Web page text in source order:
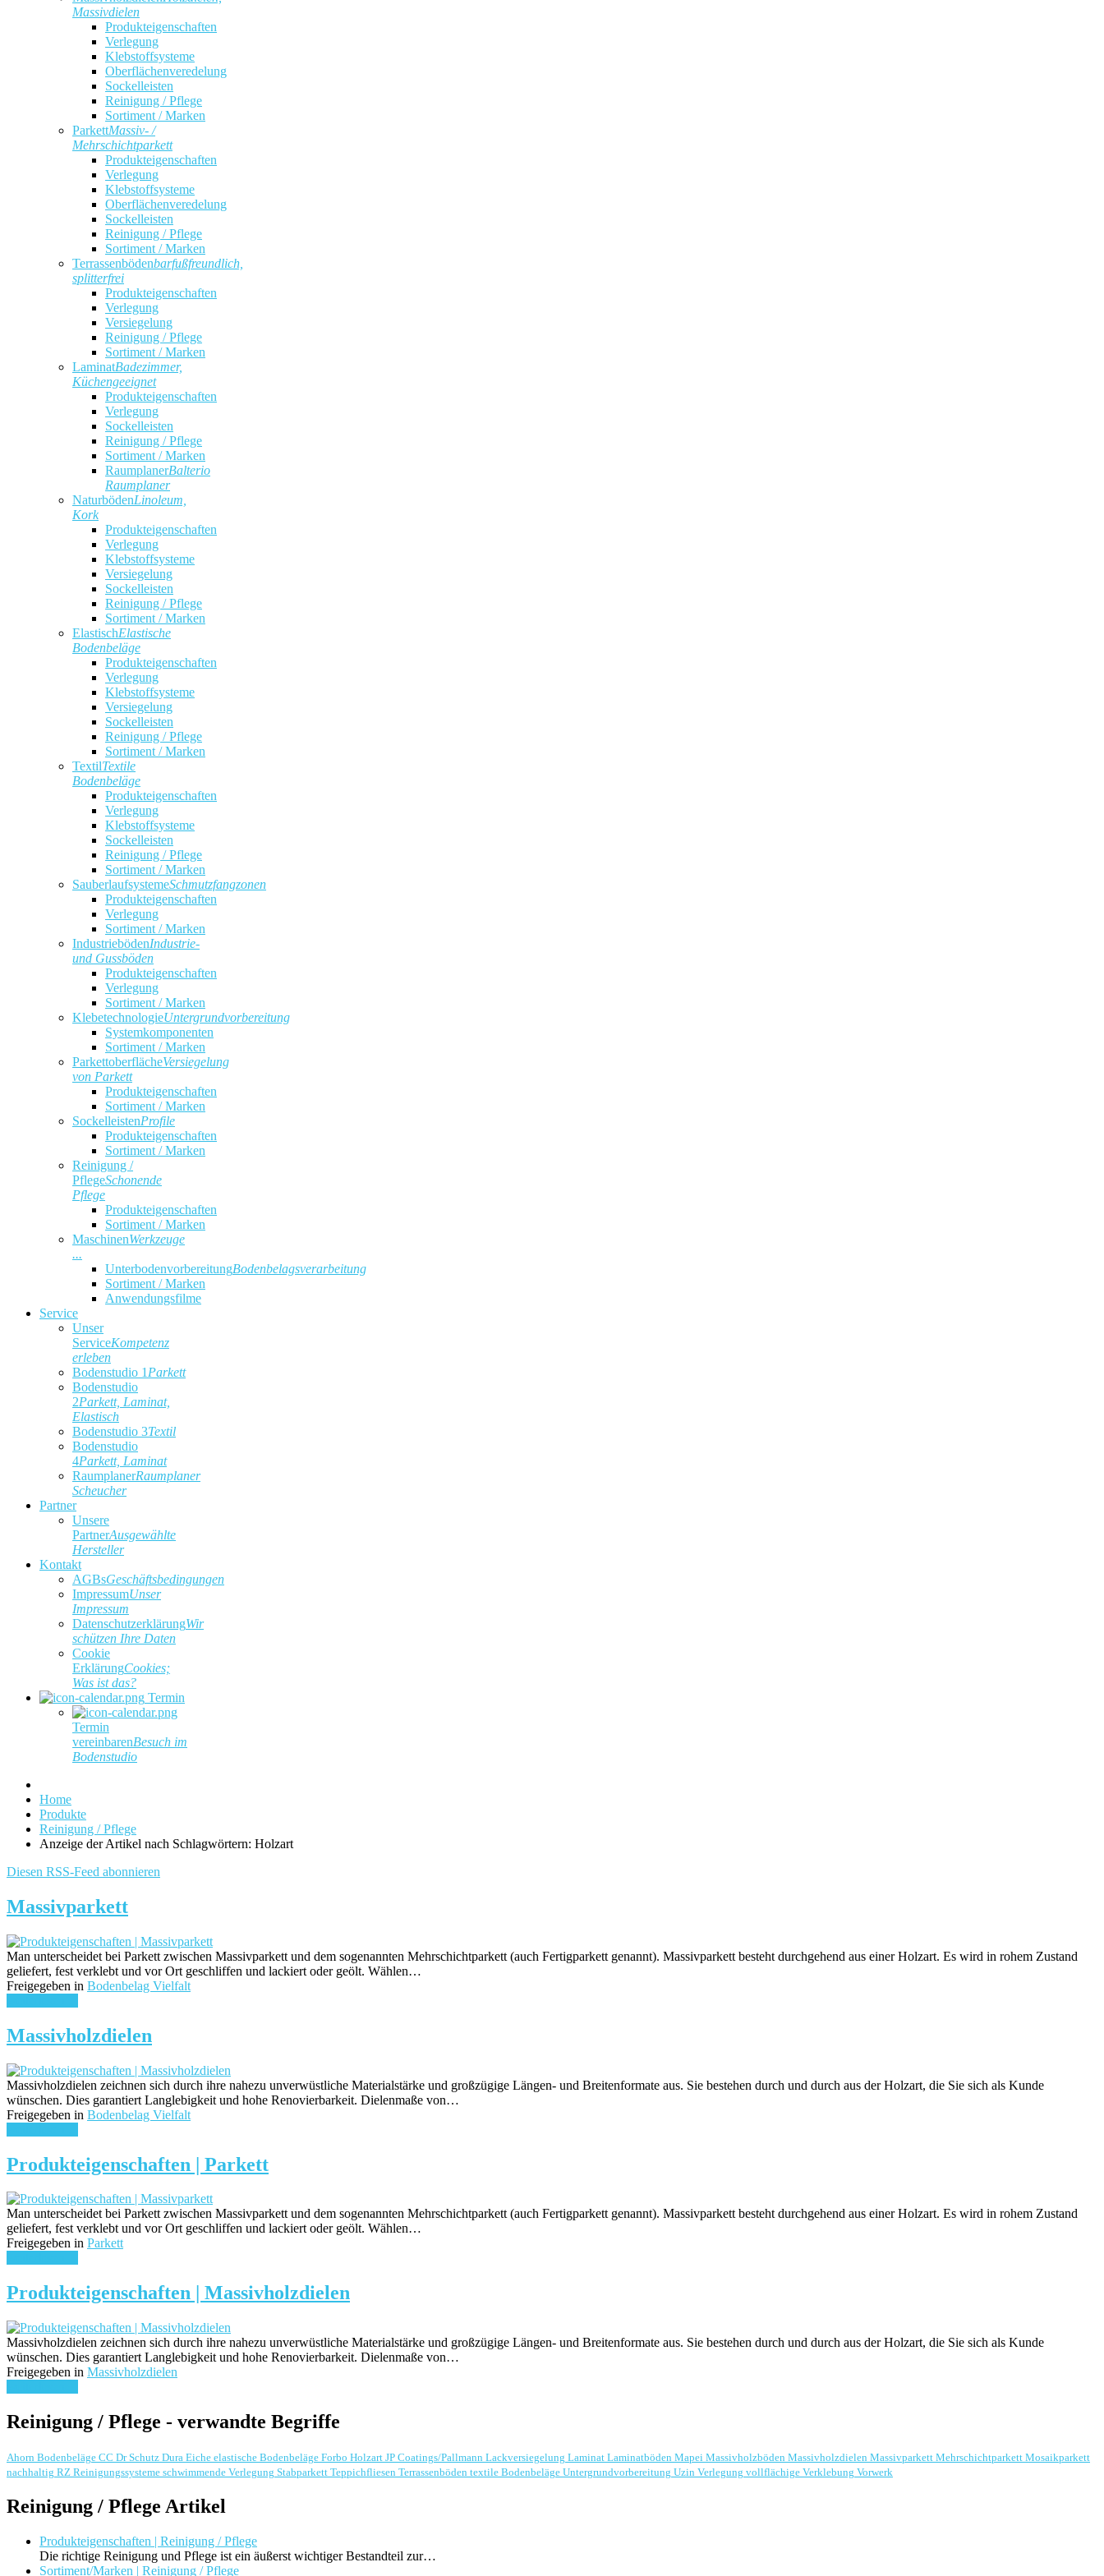
Massivdielen
Produkteigenschaften
Verlegung
Klebstoffsysteme
Oberflächenveredelung
Sockelleisten
Reinigung / Pflege
Sortiment / Marken
ParkettMassiv- /
Mehrschichtparkett
Produkteigenschaften
Verlegung
Klebstoffsysteme
Oberflächenveredelung
Sockelleisten
Reinigung / Pflege
Sortiment / Marken
Terrassenbödenbarfußfreundlich,
splitterfrei
Produkteigenschaften
Verlegung
Versiegelung
Reinigung / Pflege
Sortiment / Marken
LaminatBadezimmer,
Küchengeeignet
Produkteigenschaften
Verlegung
Sockelleisten
Reinigung / Pflege
Sortiment / Marken
RaumplanerBalterio
Raumplaner
NaturbödenLinoleum,
Kork
Produkteigenschaften
Verlegung
Klebstoffsysteme
Versiegelung
Sockelleisten
Reinigung / Pflege
Sortiment / Marken
ElastischElastische
Bodenbeläge
Produkteigenschaften
Verlegung
Klebstoffsysteme
Versiegelung
Sockelleisten
Reinigung / Pflege
Sortiment / Marken
TextilTextile
Bodenbeläge
Produkteigenschaften
Verlegung
Klebstoffsysteme
Sockelleisten
Reinigung / Pflege
Sortiment / Marken
SauberlaufsystemeSchmutzfangzonen
Produkteigenschaften
Verlegung
Sortiment / Marken
IndustriebödenIndustrie-
und Gussböden
Produkteigenschaften
Verlegung
Sortiment / Marken
KlebetechnologieUntergrundvorbereitung
Systemkomponenten
Sortiment / Marken
ParkettoberflächeVersiegelung
von Parkett
Produkteigenschaften
Sortiment / Marken
SockelleistenProfile
Produkteigenschaften
Sortiment / Marken
Reinigung /
PflegeSchonende
Pflege
Produkteigenschaften
Sortiment / Marken
MaschinenWerkzeuge
...
UnterbodenvorbereitungBodenbelagsverarbeitung
Sortiment / Marken
Anwendungsfilme
Service
Unser
ServiceKompetenz
erleben
Bodenstudio 1 Parkett
Bodenstudio
2Parkett, Laminat,
Elastisch
Bodenstudio 3Textil
Bodenstudio
4Parkett, Laminat
RaumplanerRaumplaner
Scheucher
Partner
Unsere
PartnerAusgewählte
Hersteller
Kontakt
AGBsGeschäftsbedingungen
ImpressumUnser
Impressum
DatenschutzerklärungWir
schützen Ihre Daten
Cookie
ErklärungCookies;
Was ist das?
Termin
Termin
vereinbarenBesuch im
Bodenstudio
Home
Produkte
Reinigung / Pflege
Anzeige der Artikel nach Schlagwörtern: Holzart
Diesen RSS-Feed abonnieren
Massivparkett
Man unterscheidet bei Parkett zwischen Massivparkett und dem sogenannten Mehrschichtparkett (auch Fertigparkett genannt). Massivparkett besteht durchgehend aus einer Holzart. Es wird in rohem Zustand
geliefert, fest verklebt und vor Ort geschliffen und lackiert oder geölt. Wählen…
Freigegeben in Bodenbelag Vielfalt
Massivholzdielen
Massivholzdielen zeichnen sich durch ihre nahezu unverwüstliche Materialstärke und großzügige Längen- und Breitenformate aus. Sie bestehen durch und durch aus der Holzart, die Sie sich als Kunde
wünschen. Dies garantiert Langlebigkeit und hohe Renovierbarkeit. Dielenmaße von…
Freigegeben in Bodenbelag Vielfalt
Produkteigenschaften | Parkett
Man unterscheidet bei Parkett zwischen Massivparkett und dem sogenannten Mehrschichtparkett (auch Fertigparkett genannt). Massivparkett besteht durchgehend aus einer Holzart. Es wird in rohem Zustand
geliefert, fest verklebt und vor Ort geschliffen und lackiert oder geölt. Wählen…
Freigegeben in Parkett
Produkteigenschaften | Massivholzdielen
Massivholzdielen zeichnen sich durch ihre nahezu unverwüstliche Materialstärke und großzügige Längen- und Breitenformate aus. Sie bestehen durch und durch aus der Holzart, die Sie sich als Kunde
wünschen. Dies garantiert Langlebigkeit und hohe Renovierbarkeit. Dielenmaße von…
Freigegeben in Massivholzdielen
Reinigung / Pflege - verwandte Begriffe
Ahorn Bodenbeläge CC Dr Schutz Dura Eiche elastische Bodenbeläge Forbo Holzart JP Coatings/Pallmann Lackversiegelung Laminat Laminatböden Mapei Massivholzböden Massivholzdielen Massivparkett Mehrschichtparkett Mosaikparkett
nachhaltig RZ Reinigungssysteme schwimmende Verlegung Stabparkett Teppichfliesen Terrassenböden textile Bodenbeläge Untergrundvorbereitung Uzin Verlegung vollflächige Verklebung Vorwerk
Reinigung / Pflege Artikel
Produkteigenschaften | Reinigung / Pflege
Die richtige Reinigung und Pflege ist ein äußerst wichtiger Bestandteil zur…
Sortiment/Marken | Reinigung / Pflege